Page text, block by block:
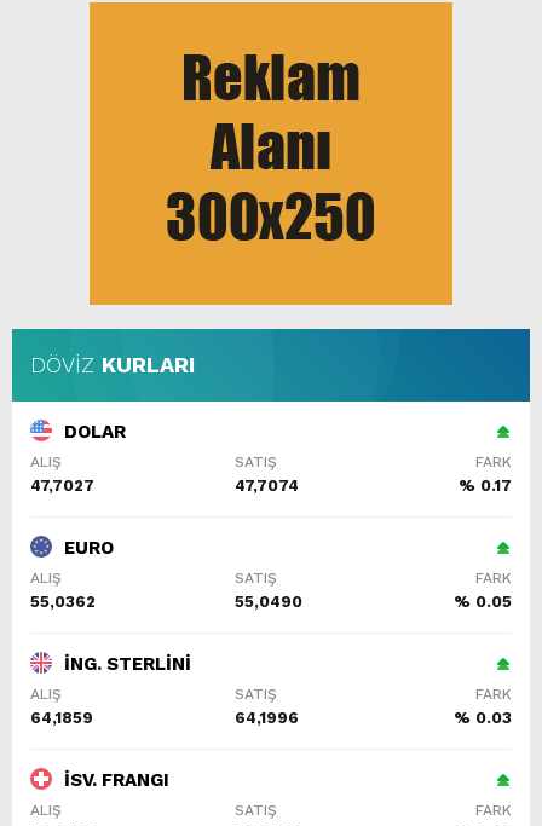
DÖVİZ KURLARI
DOLAR
ALIŞ SATIŞ FARK
47,7027 47,7074 % 0.17
EURO
ALIŞ SATIŞ FARK
55,0362 55,0490 % 0.05
İNG. STERLİNİ
ALIŞ SATIŞ FARK
64,1859 64,1996 % 0.03
İSV. FRANGI
ALIŞ SATIŞ FARK